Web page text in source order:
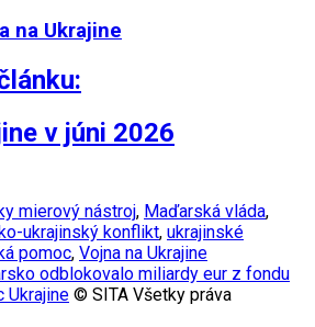
na Ukrajine
v júni 2026
mierový nástroj, Maďarská vláda,
ukrajinský konflikt, ukrajinské
pomoc, Vojna na Ukrajine
odblokovalo miliardy eur z fondu
Ukrajine © SITA Všetky práva